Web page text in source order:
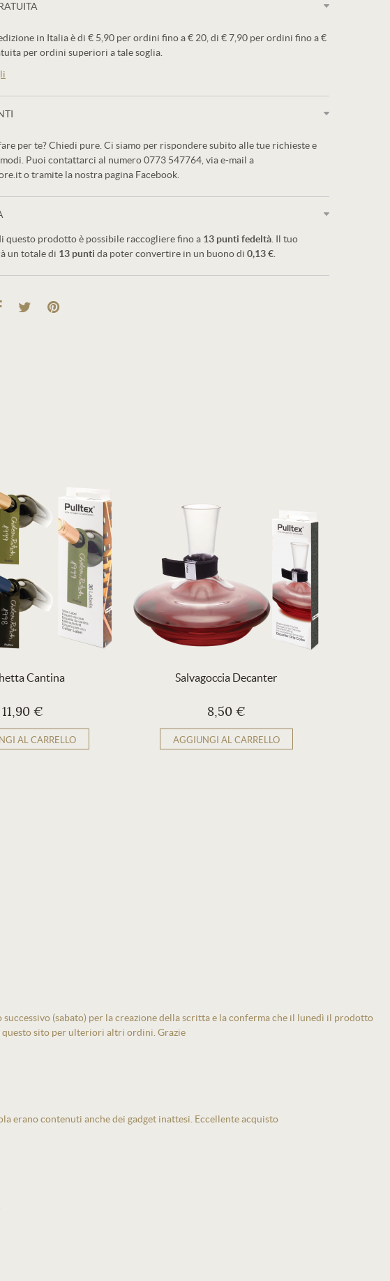
in Italia è di € 5,90 per ordini fino a € 20, di € 7,90 per ordini fino a €
per ordini superiori a tale soglia.
per te? Chiedi pure. Ci siamo per rispondere subito alle tue richieste e
Puoi contattarci al numero 0773 547764, via e-mail a
o tramite la nostra pagina Facebook.
questo prodotto è possibile raccogliere fino a 13 punti fedeltà . Il tuo
un totale di 13 punti da poter convertire in un buono di 0,13 €
Cantina
11,90 €
AL CARRELLO
Salvagoccia Decanter
8,50 €
AGGIUNGI AL CARRELLO
(sabato) per la creazione della scritta e la conferma che il lunedì il prodotto
questo sito per ulteriori altri ordini. Grazie
erano contenuti anche dei gadget inattesi. Eccellente acquisto